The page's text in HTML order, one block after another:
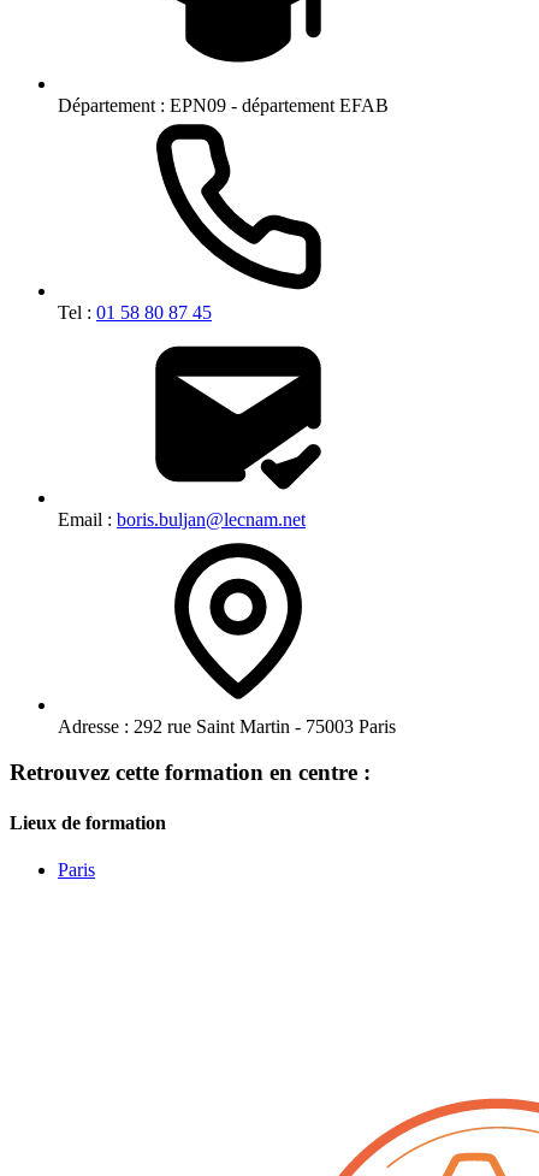
Département : EPN09 - département EFAB
Tel : 01 58 80 87 45
Email : boris.buljan@lecnam.net
Adresse : 292 rue Saint Martin - 75003 Paris
Retrouvez cette formation en centre :
Lieux de formation
Paris